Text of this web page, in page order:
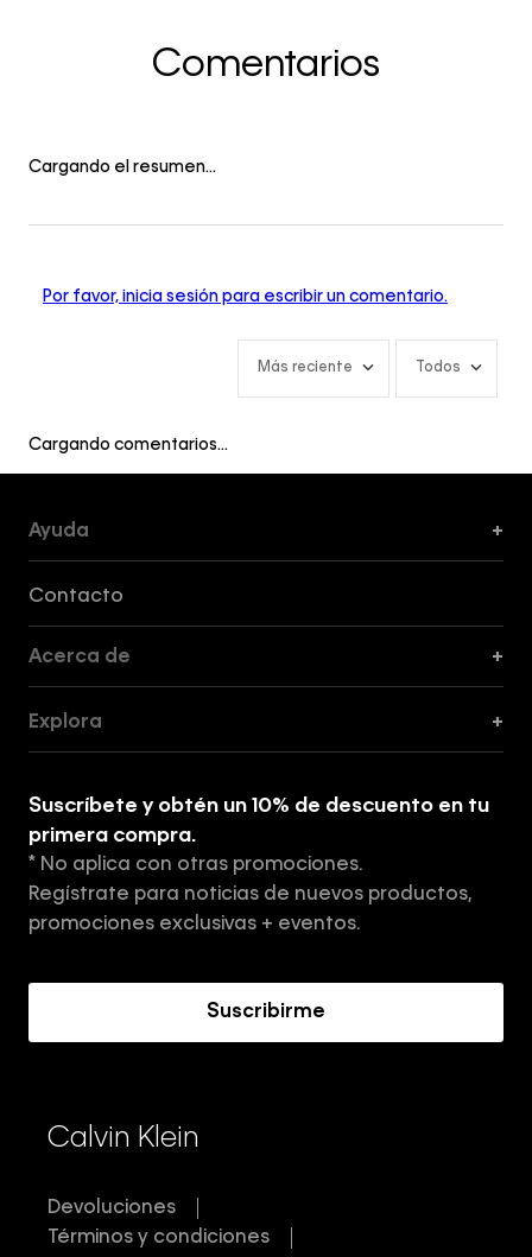
Comentarios
Cargando el resumen…
Por favor, inicia sesión para escribir un comentario.
Más reciente Todos
Cargando comentarios…
Ayuda +
Contacto
Acerca de +
Tiendas
Aviso de privacidad
Términos y Condiciones
Explora +
Suscríbete y obtén un 10% de descuento en tu
primera compra.
* No aplica con otras promociones.
Regístrate para noticias de nuevos productos,
promociones exclusivas + eventos.
Suscribirme
Calvin Klein
Devoluciones
Términos y condiciones